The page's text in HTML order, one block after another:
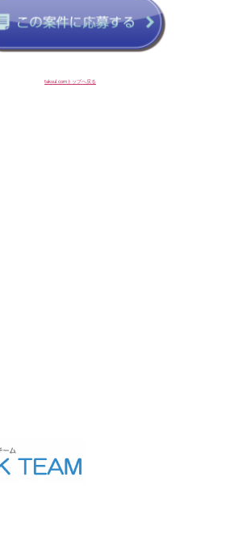
taksul.comトップへ戻る